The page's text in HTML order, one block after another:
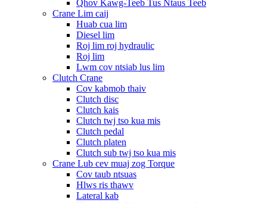
Qhov Kawg-Teeb Tus Ntaus Teeb
Crane Lim caij
Huab cua lim
Diesel lim
Roj lim roj hydraulic
Roj lim
Lwm cov ntsiab lus lim
Clutch Crane
Cov kabmob thaiv
Clutch disc
Clutch kais
Clutch twj tso kua mis
Clutch pedal
Clutch platen
Clutch sub twj tso kua mis
Crane Lub cev muaj zog Torque
Cov taub ntsuas
Hlws ris thawv
Lateral kab